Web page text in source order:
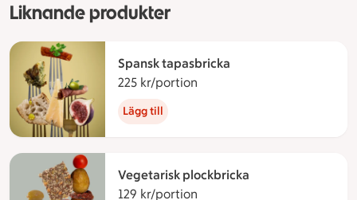
Liknande produkter
Spansk tapasbricka
225 kr/portion
Lägg till
Vegetarisk plockbricka
129 kr/portion